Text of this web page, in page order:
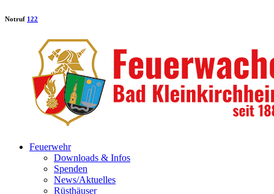
Notruf 122
Feuerwehr
Downloads & Infos
Spenden
News/Aktuelles
Rüsthäuser